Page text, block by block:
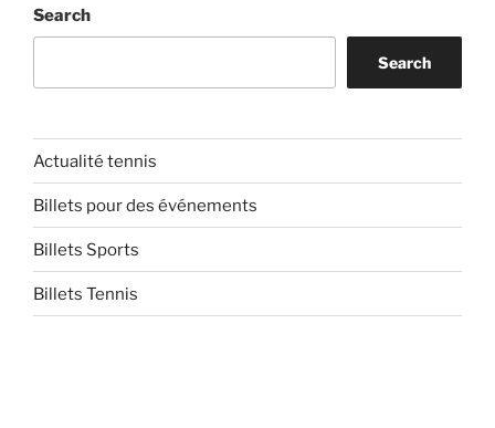
Search
Search
Actualité tennis
Billets pour des événements
Billets Sports
Billets Tennis